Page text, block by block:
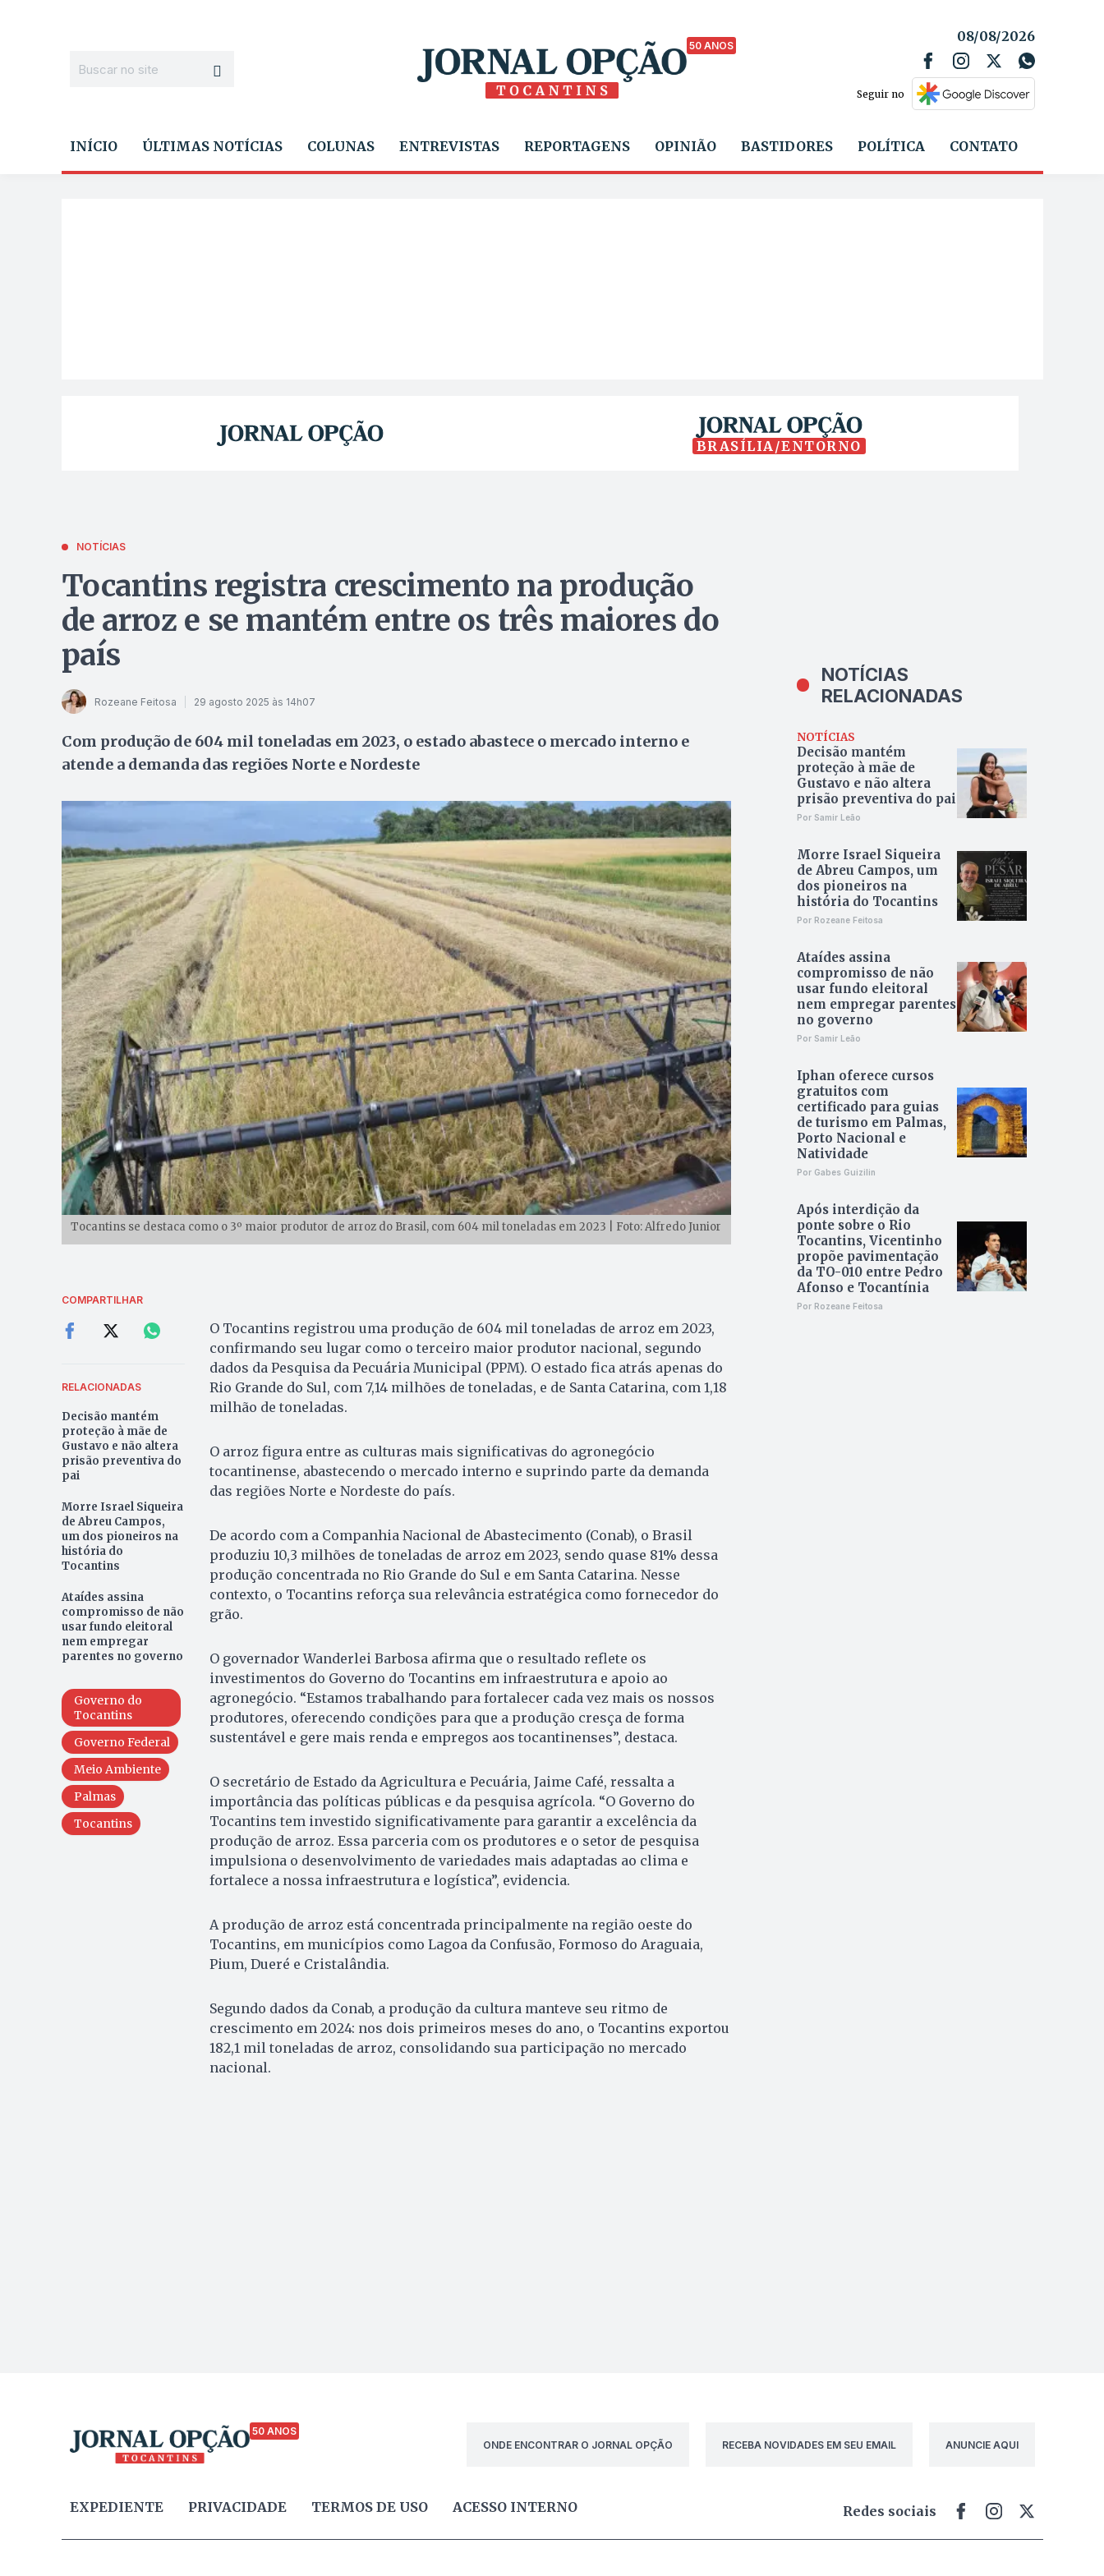
50 ANOS
08/08/2026
Seguir no
INÍCIO ÚLTIMAS NOTÍCIAS COLUNAS ENTREVISTAS REPORTAGENS OPINIÃO BASTIDORES POLÍTICA CONTATO
BRASÍLIA/ENTORNO
NOTÍCIAS
Tocantins registra crescimento na produção
de arroz e se mantém entre os três maiores do
país
Rozeane Feitosa 29 agosto 2025 às 14h07
Com produção de 604 mil toneladas em 2023, o estado abastece o mercado interno e
atende a demanda das regiões Norte e Nordeste
Tocantins se destaca como o 3º maior produtor de arroz do Brasil, com 604 mil toneladas em 2023 | Foto: Alfredo Junior
COMPARTILHAR
RELACIONADAS
Decisão mantém
proteção à mãe de
Gustavo e não altera
prisão preventiva do
pai
Morre Israel Siqueira
de Abreu Campos,
um dos pioneiros na
história do
Tocantins
Ataídes assina
compromisso de não
usar fundo eleitoral
nem empregar
parentes no governo
Governo do
Tocantins
Governo Federal
Meio Ambiente
Palmas
Tocantins
O Tocantins registrou uma produção de 604 mil toneladas de arroz em 2023,
confirmando seu lugar como o terceiro maior produtor nacional, segundo
dados da Pesquisa da Pecuária Municipal (PPM). O estado fica atrás apenas do
Rio Grande do Sul, com 7,14 milhões de toneladas, e de Santa Catarina, com 1,18
milhão de toneladas.
O arroz figura entre as culturas mais significativas do agronegócio
tocantinense, abastecendo o mercado interno e suprindo parte da demanda
das regiões Norte e Nordeste do país.
De acordo com a Companhia Nacional de Abastecimento (Conab), o Brasil
produziu 10,3 milhões de toneladas de arroz em 2023, sendo quase 81% dessa
produção concentrada no Rio Grande do Sul e em Santa Catarina. Nesse
contexto, o Tocantins reforça sua relevância estratégica como fornecedor do
grão.
O governador Wanderlei Barbosa afirma que o resultado reflete os
investimentos do Governo do Tocantins em infraestrutura e apoio ao
agronegócio. “Estamos trabalhando para fortalecer cada vez mais os nossos
produtores, oferecendo condições para que a produção cresça de forma
sustentável e gere mais renda e empregos aos tocantinenses”, destaca.
O secretário de Estado da Agricultura e Pecuária, Jaime Café, ressalta a
importância das políticas públicas e da pesquisa agrícola. “O Governo do
Tocantins tem investido significativamente para garantir a excelência da
produção de arroz. Essa parceria com os produtores e o setor de pesquisa
impulsiona o desenvolvimento de variedades mais adaptadas ao clima e
fortalece a nossa infraestrutura e logística”, evidencia.
A produção de arroz está concentrada principalmente na região oeste do
Tocantins, em municípios como Lagoa da Confusão, Formoso do Araguaia,
Pium, Dueré e Cristalândia.
Segundo dados da Conab, a produção da cultura manteve seu ritmo de
crescimento em 2024: nos dois primeiros meses do ano, o Tocantins exportou
182,1 mil toneladas de arroz, consolidando sua participação no mercado
nacional.
NOTÍCIAS
RELACIONADAS
NOTÍCIAS
Decisão mantém
proteção à mãe de
Gustavo e não altera
prisão preventiva do pai
Por Samir Leão
Morre Israel Siqueira
de Abreu Campos, um
dos pioneiros na
história do Tocantins
Por Rozeane Feitosa
Ataídes assina
compromisso de não
usar fundo eleitoral
nem empregar parentes
no governo
Por Samir Leão
Iphan oferece cursos
gratuitos com
certificado para guias
de turismo em Palmas,
Porto Nacional e
Natividade
Por Gabes Guizilin
Após interdição da
ponte sobre o Rio
Tocantins, Vicentinho
propõe pavimentação
da TO-010 entre Pedro
Afonso e Tocantínia
Por Rozeane Feitosa
50 ANOS
ONDE ENCONTRAR O JORNAL OPÇÃO
RECEBA NOVIDADES EM SEU EMAIL ANUNCIE AQUI
EXPEDIENTE PRIVACIDADE TERMOS DE USO ACESSO INTERNO Redes sociais